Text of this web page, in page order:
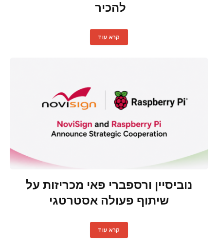
להכיר
קרא עוד
נוביסיין ורספברי פאי מכריזות על
שיתוף פעולה אסטרטגי
קרא עוד